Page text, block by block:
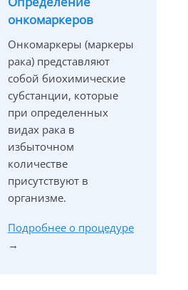
онкомаркеров
Онкомаркеры (маркеры
рака) представляют
собой биохимические
субстанции, которые
при определенных
видах рака в
избыточном
количестве
присутствуют в
организме.
Подробнее о процедуре
→